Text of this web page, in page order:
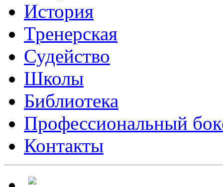
История
Тренерская
Судейство
Школы
Библиотека
Профессиональный
Контакты